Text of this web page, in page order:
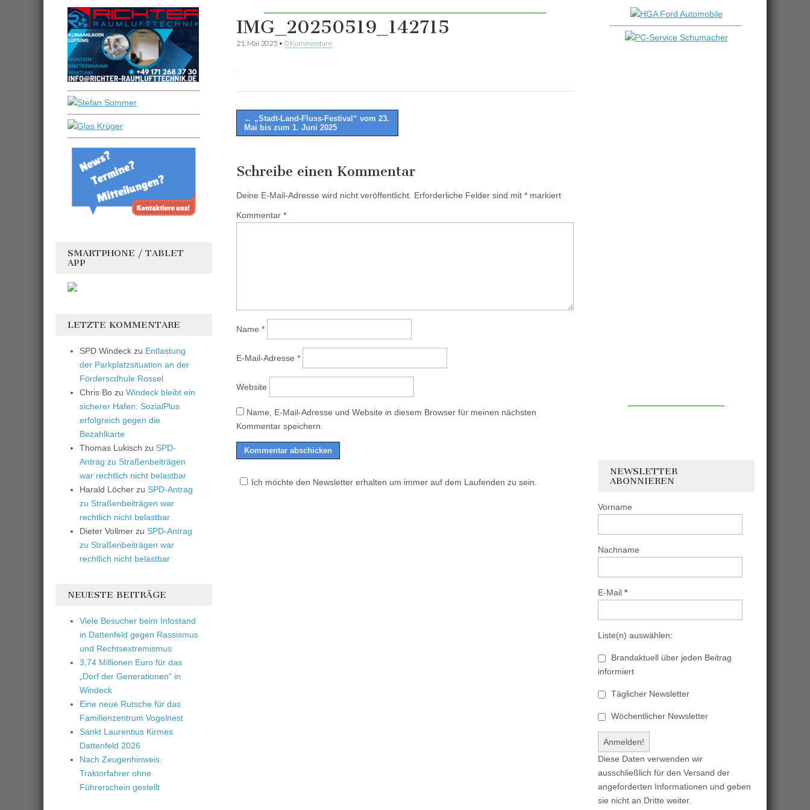
IMG_20250519_142715
21. Mai 2025 • 0 Kommentare
Post
navigation
← „Stadt-Land-Fluss-Festival“ vom 23.
Mai bis zum 1. Juni 2025
Schreibe einen Kommentar
Deine E-Mail-Adresse wird nicht veröffentlicht. Erforderliche Felder sind mit * markiert
Kommentar *
Name *
E-Mail-Adresse *
Website
Name, E-Mail-Adresse und Website in diesem Browser für meinen nächsten
Kommentar speichern.
Ich möchte den Newsletter erhalten um immer auf dem Laufenden zu sein.
SMARTPHONE / TABLET
APP
LETZTE KOMMENTARE
SPD Windeck zu Entlastung
der Parkplatzsituation an der
Förderscdhule Rossel
Chris Bo zu Windeck bleibt ein
sicherer Hafen: SozialPlus
erfolgreich gegen die
Bezahlkarte
Thomas Lukisch zu SPD-
Antrag zu Straßenbeiträgen
war rechtlich nicht belastbar
Harald Löcher zu SPD-Antrag
zu Straßenbeiträgen war
rechtlich nicht belastbar
Dieter Vollmer zu SPD-Antrag
zu Straßenbeiträgen war
rechtlich nicht belastbar
NEUESTE BEITRÄGE
Viele Besucher beim Infostand
in Dattenfeld gegen Rassismus
und Rechtsextremismus
3,74 Millionen Euro für das
„Dorf der Generationen“ in
Windeck
Eine neue Rutsche für das
Familienzentrum Vogelnest
Sankt Laurentius Kirmes
Dattenfeld 2026
Nach Zeugenhinweis:
Traktorfahrer ohne
Führerschein gestellt
NEWSLETTER
ABONNIEREN
Vorname
Nachname
E-Mail *
Liste(n) auswählen:
Brandaktuell über jeden Beitrag
informiert
Täglicher Newsletter
Wöchentlicher Newsletter
Diese Daten verwenden wir
ausschließlich für den Versand der
angeforderten Informationen und geben
sie nicht an Dritte weiter.